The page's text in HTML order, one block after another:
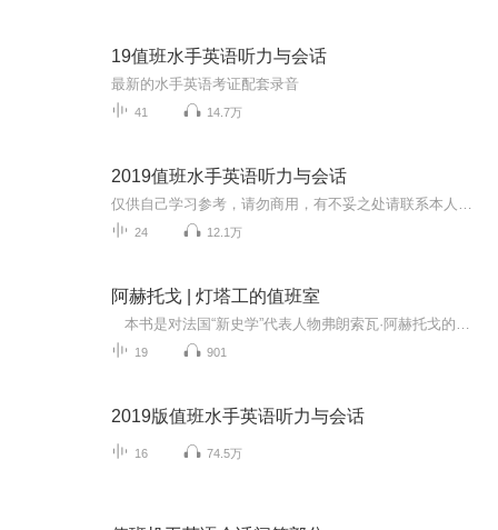
19值班水手英语听力与会话
最新的水手英语考证配套录音
41 14.7万
2019值班水手英语听力与会话
24 12.1万
阿赫托戈 | 灯塔工的值班室
19 901
2019版值班水手英语听力与会话
16 74.5万